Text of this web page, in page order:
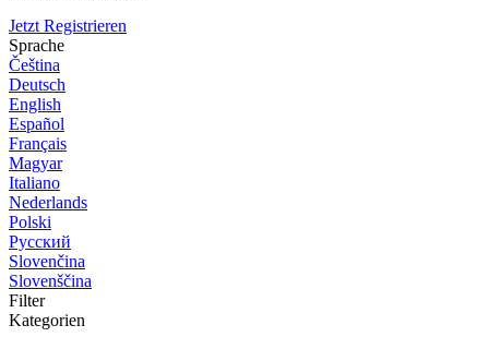
Jetzt Registrieren
Sprache
Čeština
Deutsch
English
Español
Français
Magyar
Italiano
Nederlands
Polski
Русский
Slovenčina
Slovenščina
Filter
Kategorien